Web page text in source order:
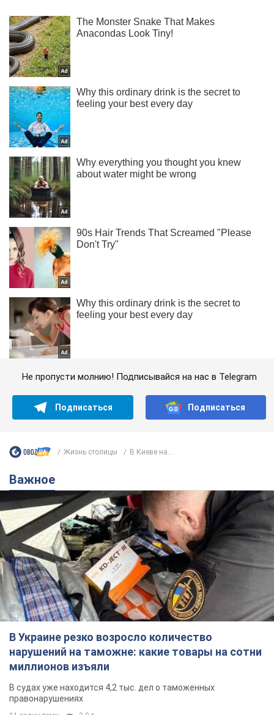
Не пропусти молнию! Подписывайся на нас в Telegram
Подписаться Подписаться
Жизнь столицы В Киеве на...
Важное
В Украине резко возросло количество
нарушений на таможне: какие товары на сотни
миллионов изъяли
В судах уже находится 4,2 тыс. дел о таможенных
правонарушениях